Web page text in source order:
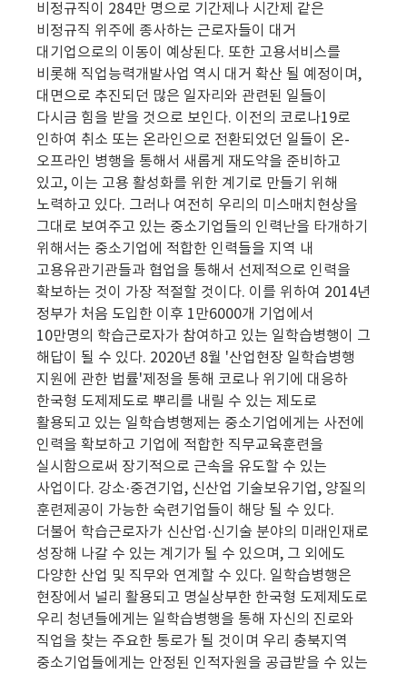
비정규직이 284만 명으로 기간제나 시간제 같은
비정규직 위주에 종사하는 근로자들이 대거
대기업으로의 이동이 예상된다. 또한 고용서비스를
비롯해 직업능력개발사업 역시 대거 확산 될 예정이며,
대면으로 추진되던 많은 일자리와 관련된 일들이
다시금 힘을 받을 것으로 보인다. 이전의 코로나19로
인하여 취소 또는 온라인으로 전환되었던 일들이 온-
오프라인 병행을 통해서 새롭게 재도약을 준비하고
있고, 이는 고용 활성화를 위한 계기로 만들기 위해
노력하고 있다. 그러나 여전히 우리의 미스매치현상을
그대로 보여주고 있는 중소기업들의 인력난을 타개하기
위해서는 중소기업에 적합한 인력들을 지역 내
고용유관기관들과 협업을 통해서 선제적으로 인력을
확보하는 것이 가장 적절할 것이다. 이를 위하여 2014년
정부가 처음 도입한 이후 1만6000개 기업에서
10만명의 학습근로자가 참여하고 있는 일학습병행이 그
해답이 될 수 있다. 2020년 8월 '산업현장 일학습병행
지원에 관한 법률'제정을 통해 코로나 위기에 대응하
한국형 도제제도로 뿌리를 내릴 수 있는 제도로
활용되고 있는 일학습병행제는 중소기업에게는 사전에
인력을 확보하고 기업에 적합한 직무교육훈련을
실시함으로써 장기적으로 근속을 유도할 수 있는
사업이다. 강소·중견기업, 신산업 기술보유기업, 양질의
훈련제공이 가능한 숙련기업들이 해당 될 수 있다.
더불어 학습근로자가 신산업·신기술 분야의 미래인재로
성장해 나갈 수 있는 계기가 될 수 있으며, 그 외에도
다양한 산업 및 직무와 연계할 수 있다. 일학습병행은
현장에서 널리 활용되고 명실상부한 한국형 도제제도로
우리 청년들에게는 일학습병행을 통해 자신의 진로와
직업을 찾는 주요한 통로가 될 것이며 우리 충북지역
중소기업들에게는 안정된 인적자원을 공급받을 수 있는